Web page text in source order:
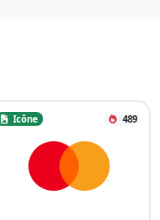
Icône 489